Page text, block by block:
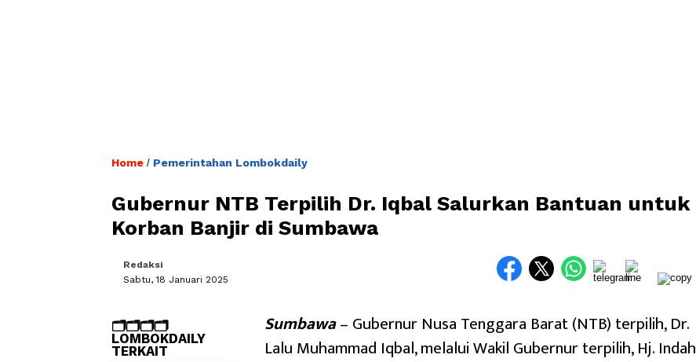
Home / Pemerintahan Lombokdaily
Gubernur NTB Terpilih Dr. Iqbal Salurkan Bantuan untuk
Korban Banjir di Sumbawa
Redaksi
Sabtu, 18 Januari 2025
Sumbawa– Gubernur Nusa Tenggara Barat (NTB) terpilih, Dr.
Lalu Muhammad Iqbal, melalui Wakil Gubernur terpilih, Hj. Indah
🗂️🗂️🗂️🗂️
LOMBOKDAILY
TERKAIT